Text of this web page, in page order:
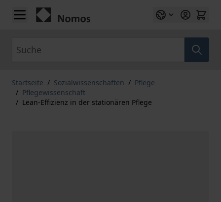
Zum Inhalt springen
Startseite / Sozialwissenschaften / Pflege
/ Pflegewissenschaft
/ Lean-Effizienz in der stationären Pflege